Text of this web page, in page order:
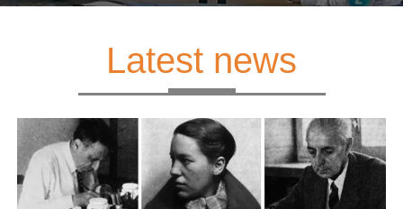
Latest news